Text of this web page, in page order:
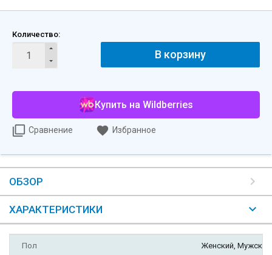
Количество:
В корзину
Купить на Wildberries
Сравнение Избранное
ОБЗОР
ХАРАКТЕРИСТИКИ
Пол Женский, Мужской